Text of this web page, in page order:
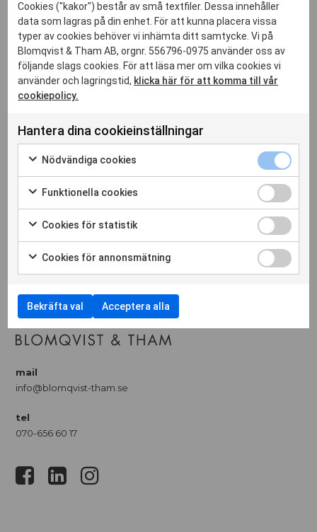
Framtidens Slussen ska bli en effektiv och trygg
knutpunkt för gående, cyklister och kollektivtrafik. Det
ska också bli en av Stockholms mest attraktiva
mötesplatser med parkliv, nöjen och kultur, restauranger
och caféer.
Med ökad kapacitet att släppa ut vatten från Mälaren till
Saltsjön minskas också risken för översvämningar i
Stockholm och Mälardalen. Det säkrar vattentillgången
för de cirka två miljoner människor som får sitt
dricksvatten från Mälaren.
Blomqvist & Tham deltar i projektet med
projekteringsledning med fokus på externa
mail
info@blomqvist-tham.se
tel
070-656 60 17
Cookies ("kakor") består av små textfiler. Dessa innehåller
data som lagras på din enhet. För att kunna placera vissa
typer av cookies behöver vi inhämta ditt samtycke. Vi på
Blomqvist & Tham AB, orgnr. 556796-0975 använder oss av
följande slags cookies. För att läsa mer om vilka cookies vi
använder och lagringstid, klicka här för att komma till vår
cookiepolicy.
Hantera dina cookieinställningar
Nödvändiga cookies
Funktionella cookies
Cookies för statistik
Cookies för annonsmätning
Bekräfta val Acceptera alla